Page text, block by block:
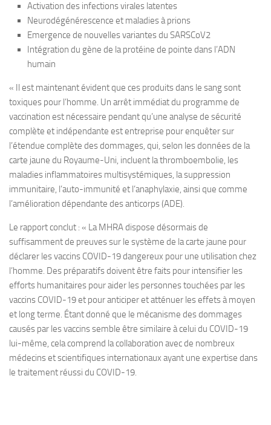
Activation des infections virales latentes
Neurodégénérescence et maladies à prions
Emergence de nouvelles variantes du SARSCoV2
Intégration du gène de la protéine de pointe dans l’ADN
humain
« Il est maintenant évident que ces produits dans le sang sont
toxiques pour l’homme. Un arrêt immédiat du programme de
vaccination est nécessaire pendant qu’une analyse de sécurité
complète et indépendante est entreprise pour enquêter sur
l’étendue complète des dommages, qui, selon les données de la
carte jaune du Royaume-Uni, incluent la thromboembolie, les
maladies inflammatoires multisystémiques, la suppression
immunitaire, l’auto-immunité et l’anaphylaxie, ainsi que comme
l’amélioration dépendante des anticorps (ADE).
Le rapport conclut : « La MHRA dispose désormais de
suffisamment de preuves sur le système de la carte jaune pour
déclarer les vaccins COVID-19 dangereux pour une utilisation chez
l’homme. Des préparatifs doivent être faits pour intensifier les
efforts humanitaires pour aider les personnes touchées par les
vaccins COVID-19 et pour anticiper et atténuer les effets à moyen
et long terme. Étant donné que le mécanisme des dommages
causés par les vaccins semble être similaire à celui du COVID-19
lui-même, cela comprend la collaboration avec de nombreux
médecins et scientifiques internationaux ayant une expertise dans
le traitement réussi du COVID-19.